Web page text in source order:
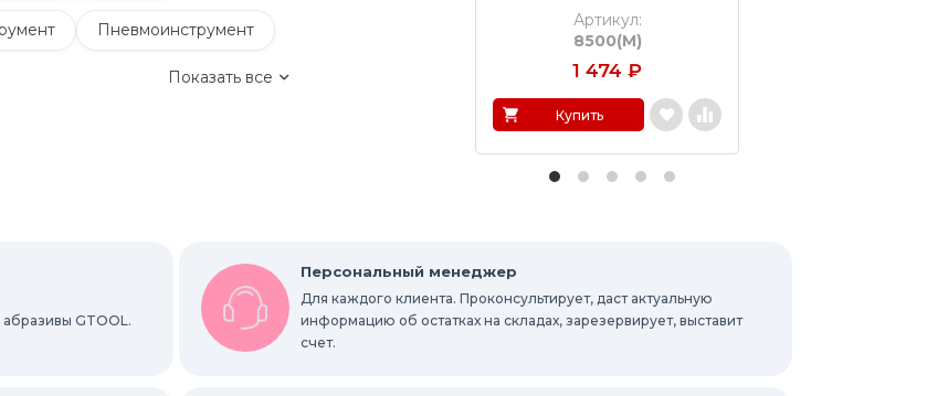
Пневмоинструмент
Насадки для граверов
Запасные части
Показать все
Артикул:
8500(M)
1 474 ₽
Купить
GTOOL.
Персональный менеджер
Для каждого клиента. Проконсультирует, даст актуальную
информацию об остатках на складах, зарезервирует, выставит
счет.